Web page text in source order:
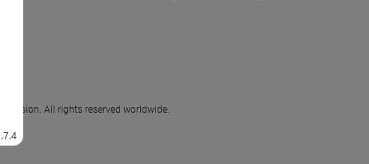
All rights reserved worldwide.